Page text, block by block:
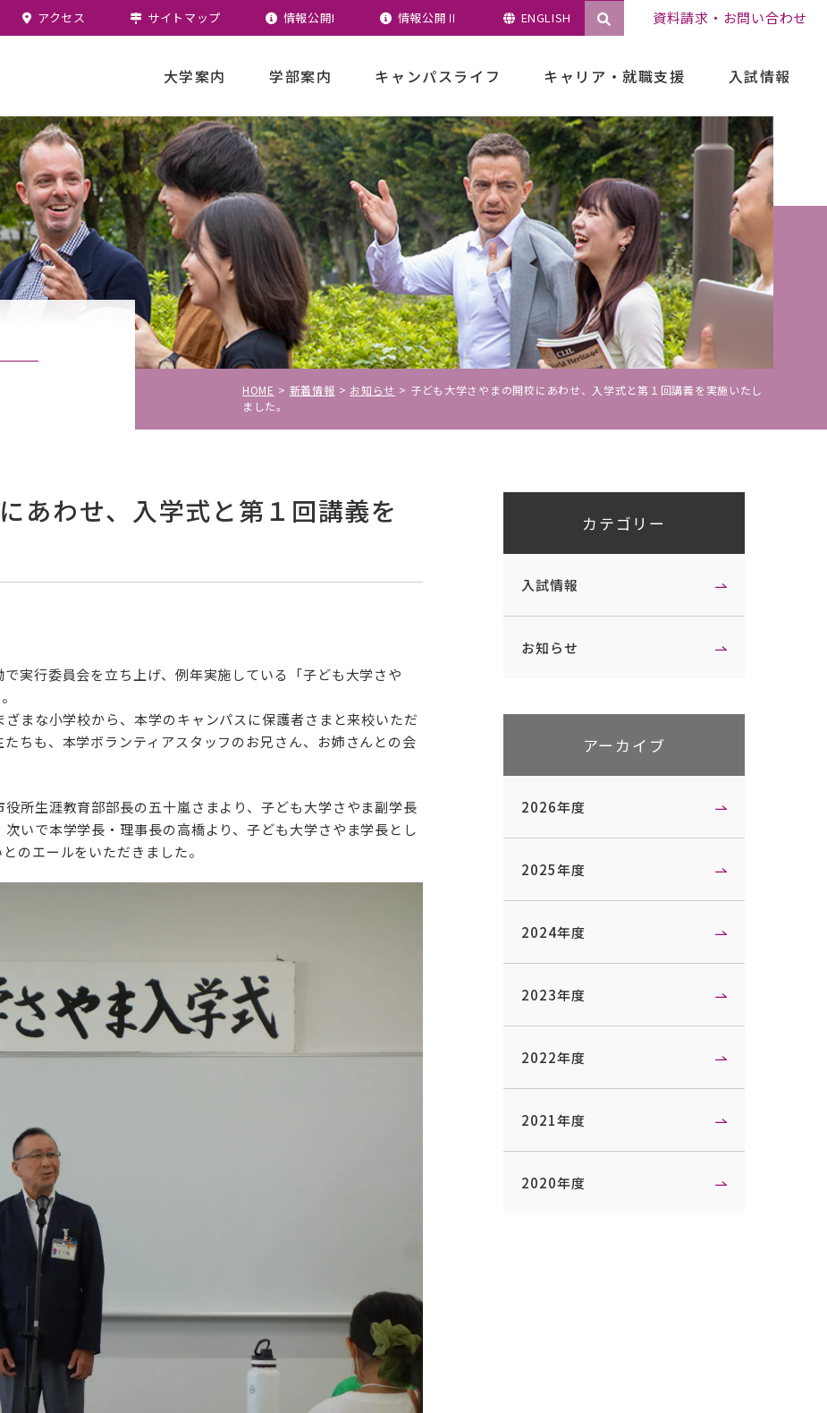
大学案内 学部案内
海外研修・留学
少人数の実践的な英語
キャンパスライフ キャリア・就職支援 入試情報
選抜日程等一覧
総合型選抜
学校推薦型選抜
大学入学共通テスト利用選抜
選抜、内部進学者選抜
受験上および修学上の配慮を希望す
受験の振替措置について
資料請求・お問い合わせ
アクセス サイトマップ 情報公開I 情報公開Ⅱ ENGLISH
HOME 新着情報 お知らせ
子ども大学さやまの開校にあわせ、入学式と第１回講義を実施いたし
ました。
あわせ、入学式と第１回講義を
実行委員会を立ち上げ、 例年実施している「子ども大学さや
まな小学校から、 本学のキャンパスに保護者さまと来校いただ
ちも、 本学ボランティアスタッフのお兄さん、
お姉さんとの会
役所生涯教育部部長の五十嵐さまより、子ども大学さやま副学長
次いで本学学長・理事長の高橋より、子ども大学さやま学長とし
のエールをいただきま した。
カテゴリー
入試情報
お知らせ
アーカイブ
2026年度
2025年度
2024年度
2023年度
2022年度
2021年度
2020年度